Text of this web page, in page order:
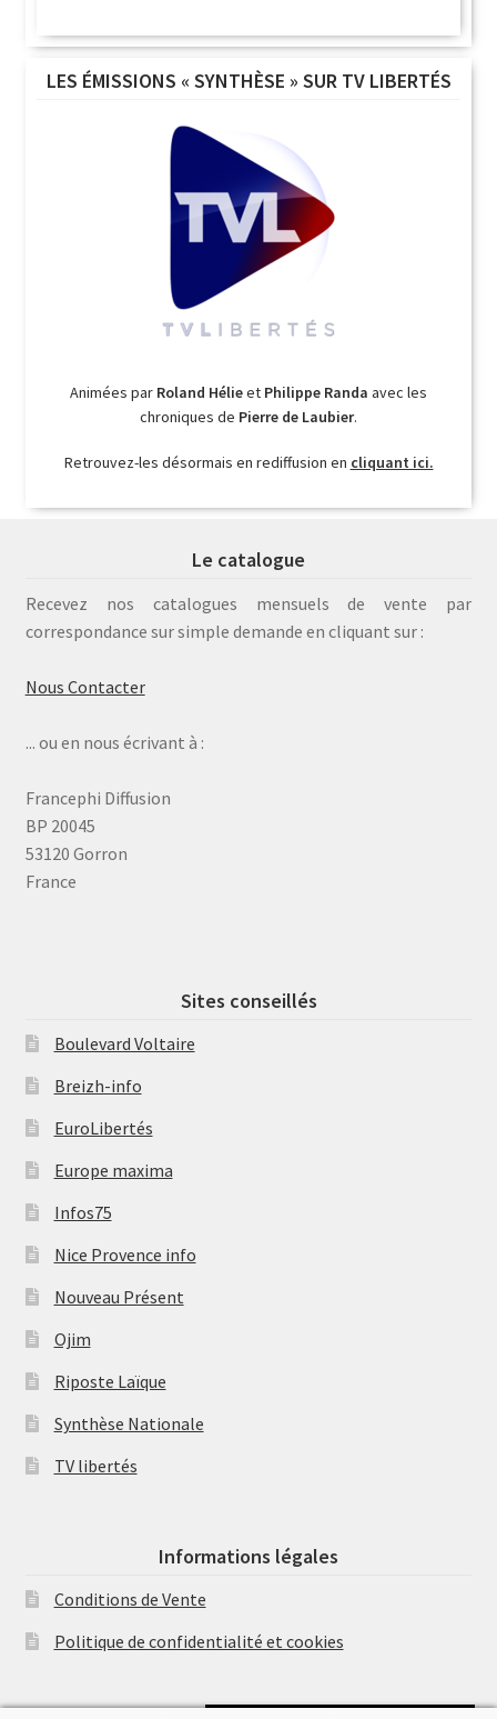
LES ÉMISSIONS « SYNTHÈSE » SUR TV LIBERTÉS
Animées par Roland Hélieet Philippe Randa avec les
chroniques de Pierre de Laubier.
Retrouvez-les désormais en rediffusion en cliquant ici.
Le catalogue
Recevez nos catalogues mensuels de vente par
correspondance sur simple demande en cliquant sur :
Nous Contacter
... ou en nous écrivant à :
Francephi Diffusion
BP 20045
53120 Gorron
France
Sites conseillés
Boulevard Voltaire
Breizh-info
EuroLibertés
Europe maxima
Infos75
Nice Provence info
Nouveau Présent
Ojim
Riposte Laïque
Synthèse Nationale
TV libertés
Informations légales
Conditions de Vente
Politique de confidentialité et cookies